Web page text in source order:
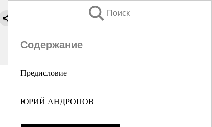
Поиск
Содержание
Предисловие
ЮРИЙ АНДРОПОВ